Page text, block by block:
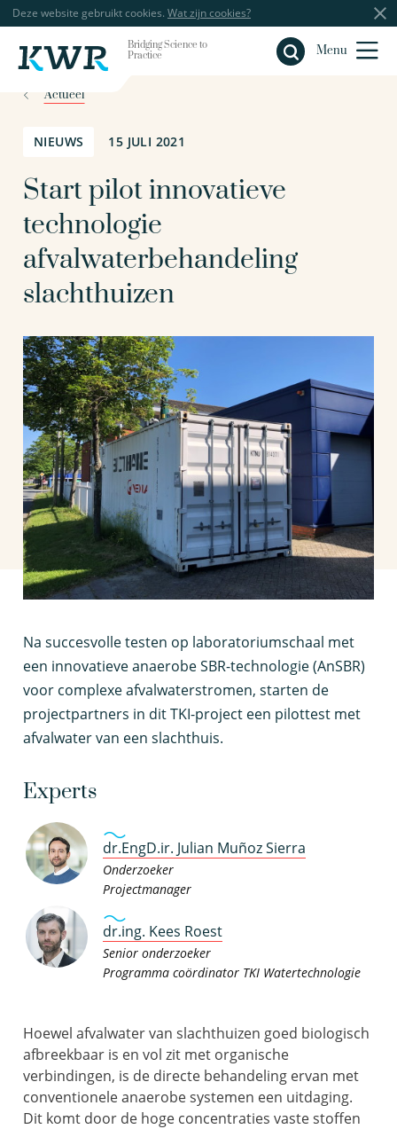
Deze website gebruikt cookies. Wat zijn cookies?
Bridging Science to
Practice
Menu
Sluiten
Actueel
NIEUWS 15 JULI 2021
Start pilot innovatieve
technologie
afvalwaterbehandeling
slachthuizen
Na succesvolle testen op laboratoriumschaal met
een innovatieve anaerobe SBR-technologie (AnSBR)
voor complexe afvalwaterstromen, starten de
projectpartners in dit TKI-project een pilottest met
afvalwater van een slachthuis.
Experts
dr.EngD.ir. Julian Muñoz Sierra
Onderzoeker
Projectmanager
dr.ing. Kees Roest
Senior onderzoeker
Programma coördinator TKI Watertechnologie
Hoewel afvalwater van slachthuizen goed biologisch
afbreekbaar is en vol zit met organische
verbindingen, is de directe behandeling ervan met
conventionele anaerobe systemen een uitdaging.
Dit komt door de hoge concentraties vaste stoffen